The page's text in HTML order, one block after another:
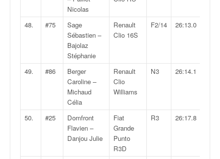
Nicolas
48. #75
Sage
Sébastien –
Bajolaz
Stéphanie
Renault
Clio 16S
F2/14 26:13.0
49. #86
Berger
Caroline –
Michaud
Célia
Renault
Clio
Williams
N3 26:14.1
50. #25
Domfront
Flavien –
Danjou Julie
Fiat
Grande
Punto
R3D
R3 26:17.8